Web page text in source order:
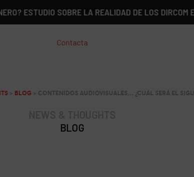
SOBRE LA REALIDAD DE LOS DIRCOM EN
Contacta
> BLOG > CONTENIDOS AUDIOVISUALES… ¿CUÁL SERÁ EL
BLOG